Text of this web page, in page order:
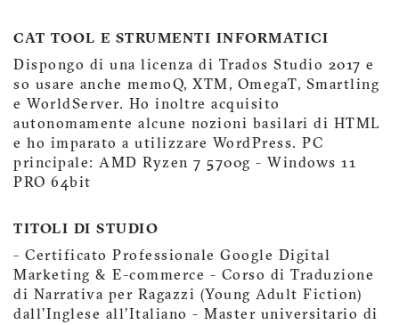
CAT TOOL E STRUMENTI INFORMATICI
Dispongo di una licenza di Trados Studio 2017 e
so usare anche memoQ, XTM, OmegaT, Smartling
e WorldServer. Ho inoltre acquisito
autonomamente alcune nozioni basilari di HTML
e ho imparato a utilizzare WordPress. PC
principale: AMD Ryzen 7 5700g - Windows 11
PRO 64bit
TITOLI DI STUDIO
- Certificato Professionale Google Digital
Marketing & E-commerce - Corso di Traduzione
di Narrativa per Ragazzi (Young Adult Fiction)
dall'Inglese all'Italiano - Master universitario di